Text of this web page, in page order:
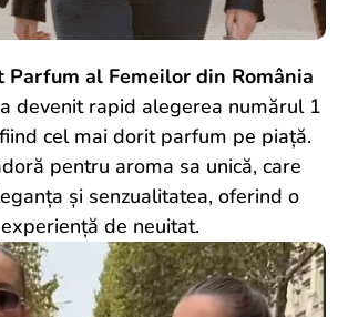
Parfum al Femeilor din România
devenit rapid alegerea numărul 1
cel mai dorit parfum pe piață.
pentru aroma sa unică, care
și senzualitatea, oferind o
experiență de neuitat.